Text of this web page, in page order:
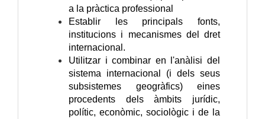
a la pràctica professional
Establir les principals fonts,
institucions i mecanismes del dret
internacional.
Utilitzar i combinar en l'anàlisi del
sistema internacional (i dels seus
subsistemes geogràfics) eines
procedents dels àmbits jurídic,
polític, econòmic, sociològic i de la